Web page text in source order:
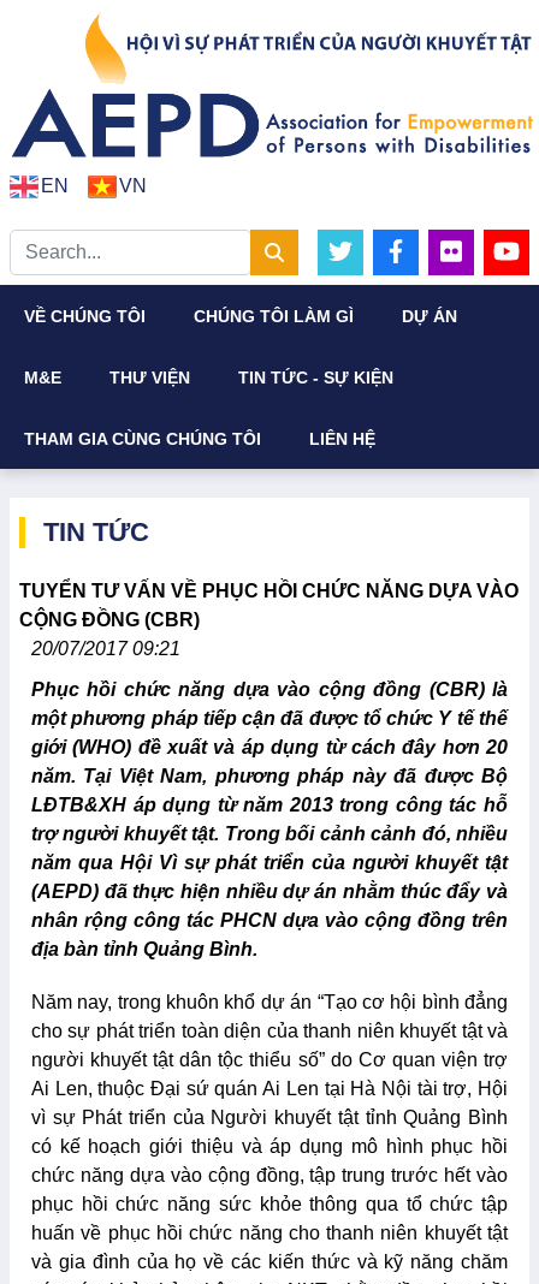
EN VN
VỀ CHÚNG TÔI CHÚNG TÔI LÀM GÌ DỰ ÁN
M&E THƯ VIỆN TIN TỨC - SỰ KIỆN
THAM GIA CÙNG CHÚNG TÔI LIÊN HỆ
TIN TỨC
TUYỂN TƯ VẤN VỀ PHỤC HỒI CHỨC NĂNG DỰA VÀO
CỘNG ĐỒNG (CBR)
20/07/2017 09:21
Phục hồi chức năng dựa vào cộng đồng (CBR) là
một phương pháp tiếp cận đã được tổ chức Y tế thế
giới (WHO) đề xuất và áp dụng từ cách đây hơn 20
năm. Tại Việt Nam, phương pháp này đã được Bộ
LĐTB&XH áp dụng từ năm 2013 trong công tác hỗ
trợ người khuyết tật. Trong bối cảnh cảnh đó, nhiều
năm qua Hội Vì sự phát triển của người khuyết tật
(AEPD) đã thực hiện nhiều dự án nhằm thúc đẩy và
nhân rộng công tác PHCN dựa vào cộng đồng trên
địa bàn tỉnh Quảng Bình.
Năm nay, trong khuôn khổ dự án “Tạo cơ hội bình đẳng
cho sự phát triển toàn diện của thanh niên khuyết tật và
người khuyết tật dân tộc thiểu số” do Cơ quan viện trợ
Ai Len, thuộc Đại sứ quán Ai Len tại Hà Nội tài trợ, Hội
vì sự Phát triển của Người khuyết tật tỉnh Quảng Bình
có kế hoạch giới thiệu và áp dụng mô hình phục hồi
chức năng dựa vào cộng đồng, tập trung trước hết vào
phục hồi chức năng sức khỏe thông qua tổ chức tập
huấn về phục hồi chức năng cho thanh niên khuyết tật
và gia đình của họ về các kiến thức và kỹ năng chăm